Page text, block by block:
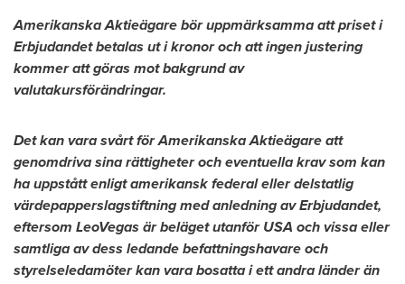
Amerikanska Aktieägare bör uppmärksamma att priset i
Erbjudandet betalas ut i kronor och att ingen justering
kommer att göras mot bakgrund av
valutakursförändringar.
Det kan vara svårt för Amerikanska Aktieägare att
genomdriva sina rättigheter och eventuella krav som kan
ha uppstått enligt amerikansk federal eller delstatlig
värdepapperslagstiftning med anledning av Erbjudandet,
eftersom LeoVegas är beläget utanförUSA och vissa eller
samtliga av dess ledande befattningshavare och
styrelseledamöter kan vara bosatta i ett andra länder än